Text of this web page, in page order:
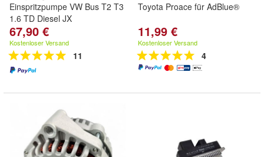
Einspritzpumpe VW Bus T2 T3
1.6 TD Diesel JX
67,90 €
Kostenloser Versand
11
Toyota Proace für AdBlue®
11,99 €
Kostenloser Versand
4